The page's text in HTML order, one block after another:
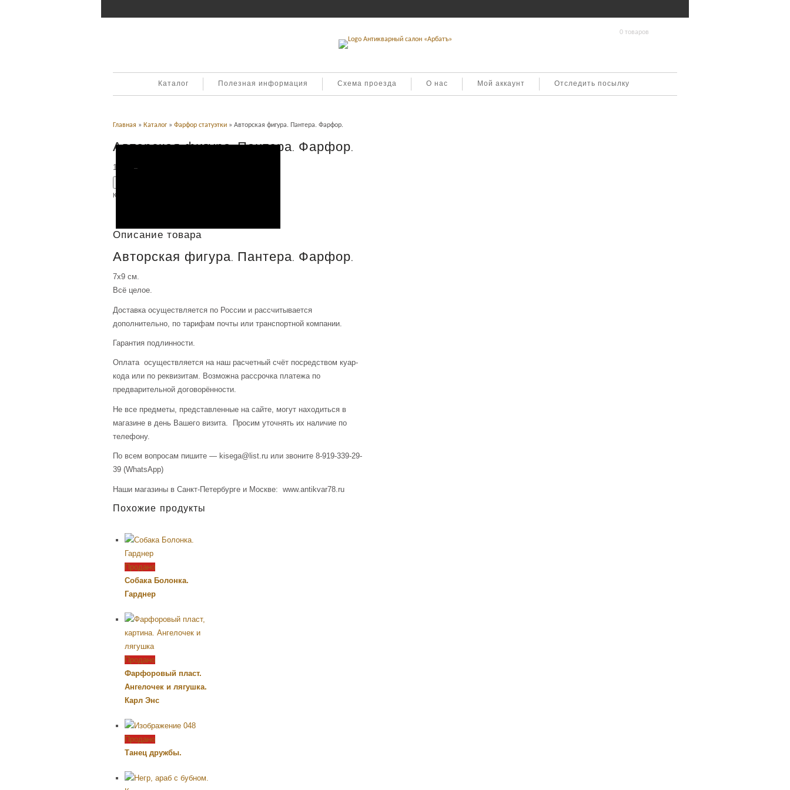
0 товаров
Каталог Полезная информация Схема проезда О нас Мой аккаунт Отследить посылку
Главная » Каталог » Фарфор статуэтки » Авторская фигура. Пантера. Фарфор.
Авторская фигура. Пантера. Фарфор.
1,900 Р
Категория:
Описание товара
Авторская фигура. Пантера. Фарфор.
7х9 см.
Всё целое.
Доставка осуществляется по России и рассчитывается
дополнительно, по тарифам почты или транспортной компании.
Гарантия подлинности.
Оплата осуществляется на наш расчетный счёт посредством куар-
кода или по реквизитам. Возможна рассрочка платежа по
предварительной договорённости.
Не все предметы, представленные на сайте, могут находиться в
магазине в день Вашего визита. Просим уточнять их наличие по
телефону.
По всем вопросам пишите — kisega@list.ru или звоните 8-919-339-29-
39 (WhatsApp)
Наши магазины в Санкт-Петербурге и Москве: www.antikvar78.ru
Похожие продукты
Продано
Собака Болонка.
Гарднер
Продано
Фарфоровый пласт.
Ангелочек и лягушка.
Карл Энс
Продано
Танец дружбы.